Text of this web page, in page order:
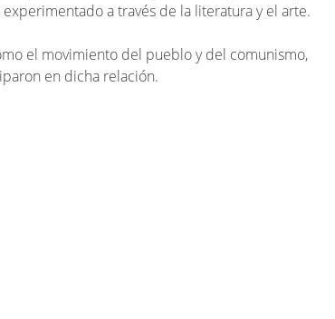
a través de la literatura y el arte.
el movimiento del pueblo y del comunismo,
en dicha relación.